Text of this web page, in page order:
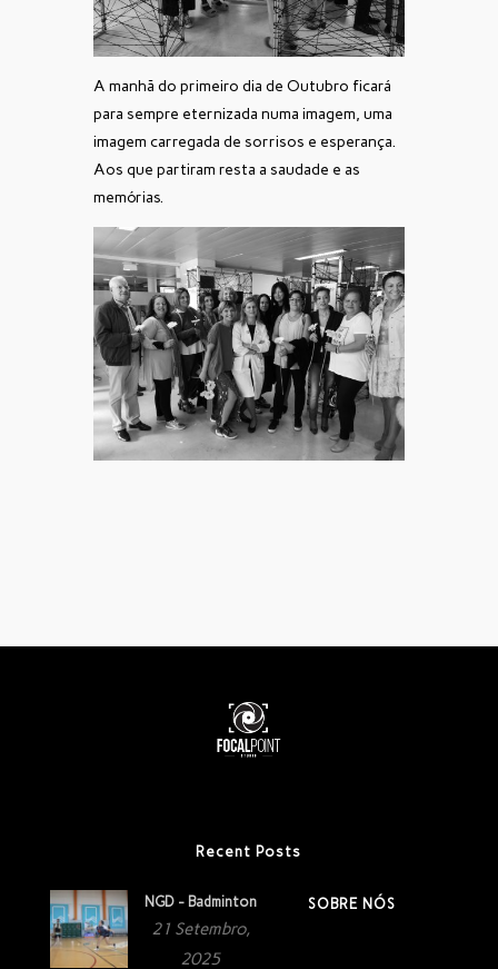
A manhã do primeiro dia de Outubro ficará
para sempre eternizada numa imagem, uma
imagem carregada de sorrisos e esperança.
Aos que partiram resta a saudade e as
memórias.
Recent Posts
NGD - Badminton
21 Setembro,
2025
SOBRE NÓS